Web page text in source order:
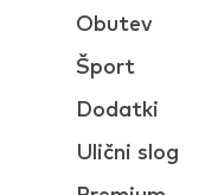
Obutev
Šport
Dodatki
Ulični slog